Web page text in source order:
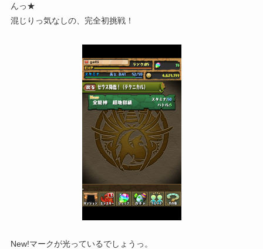
んっ★
混じりっ気なしの、完全初挑戦！
New!マークが光っているでしょうっ。